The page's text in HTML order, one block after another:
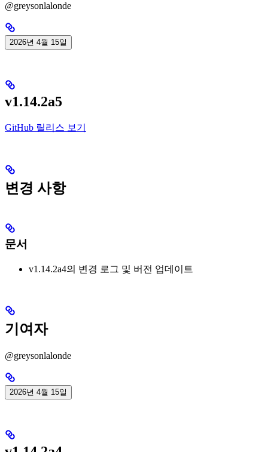
@greysonlalonde
2026년 4월 15일
v1.14.2a5
GitHub 릴리스 보기
변경 사항
문서
v1.14.2a4의 변경 로그 및 버전 업데이트
기여자
@greysonlalonde
2026년 4월 15일